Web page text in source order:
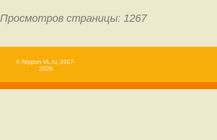
Просмотров страницы: 1267
© Nippon-VL.ru, 2007-
2026